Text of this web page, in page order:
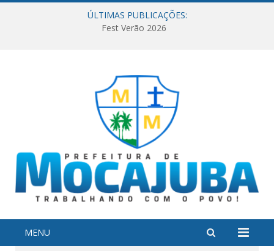
ÚLTIMAS PUBLICAÇÕES:
Fest Verão 2026
MENU